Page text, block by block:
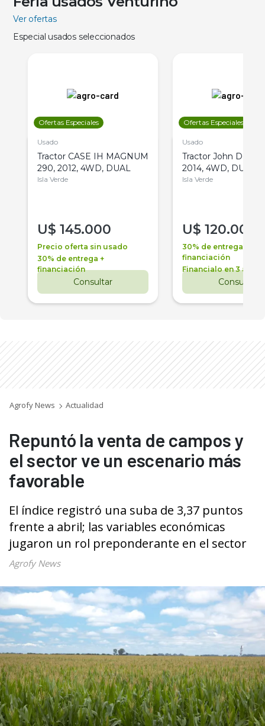
Ver ofertas
Especial usados seleccionados
Ofertas Especiales
Usado
Tractor CASE IH MAGNUM
290, 2012, 4WD, DUAL
Isla Verde
U$ 145.000
Precio oferta sin usado
30% de entrega +
financiación
Consultar
Ofertas Especiales
Usado
Tractor John Deere
2014, 4WD, DUAL
Isla Verde
U$ 120.000
30% de entrega +
financiación
Financialo en 3 años
Consultar
Agrofy News Actualidad
Repuntó la venta de campos y
el sector ve un escenario más
favorable
El índice registró una suba de 3,37 puntos
frente a abril; las variables económicas
jugaron un rol preponderante en el sector
Agrofy News